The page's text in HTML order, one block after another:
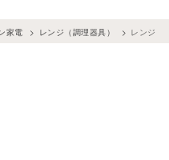
家電 レンジ（調理器具） レンジと